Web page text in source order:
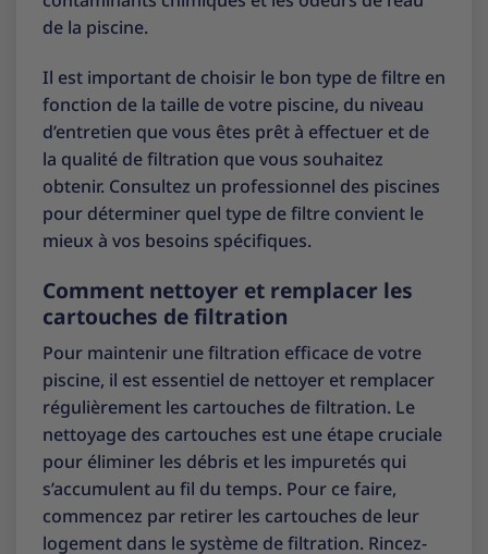
de la piscine.
Il est important de choisir le bon type de filtre en
fonction de la taille de votre piscine, du niveau
d’entretien que vous êtes prêt à effectuer et de
la qualité de filtration que vous souhaitez
obtenir. Consultez un professionnel des piscines
pour déterminer quel type de filtre convient le
mieux à vos besoins spécifiques.
Comment nettoyer et remplacer les
cartouches de filtration
Pour maintenir une filtration efficace de votre
piscine, il est essentiel de nettoyer et remplacer
régulièrement les cartouches de filtration. Le
nettoyage des cartouches est une étape cruciale
pour éliminer les débris et les impuretés qui
s’accumulent au fil du temps. Pour ce faire,
commencez par retirer les cartouches de leur
logement dans le système de filtration. Rincez-